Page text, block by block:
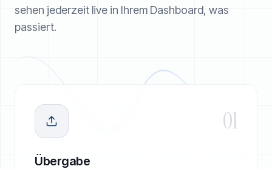
sehen jederzeit live in Ihrem Dashboard, was
passiert.
01
Übergabe